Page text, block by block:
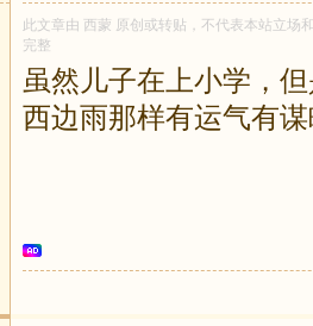
此文章由 西蒙 原创或转贴，不代表本站立场
完整
虽然儿子在上小学，
西边雨那样有运气有